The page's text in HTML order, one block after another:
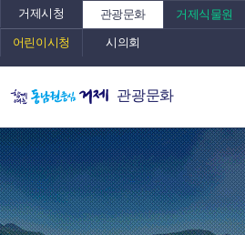
거제시청 관광문화 거제식물원
어린이시청 시의회
관광문화